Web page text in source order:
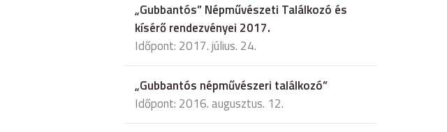
„Gubbantós” Népművészeti Találkozó és
kísérő rendezvényei 2017.
Időpont: 2017. július. 24.
„Gubbantós népművészeri találkozó”
Időpont: 2016. augusztus. 12.